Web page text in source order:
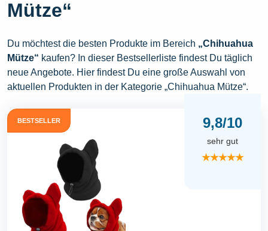
Mütze“
Du möchtest die besten Produkte im Bereich „Chihuahua
Mütze“ kaufen? In dieser Bestsellerliste findest Du täglich
neue Angebote. Hier findest Du eine große Auswahl von
aktuellen Produkten in der Kategorie „Chihuahua Mütze“.
BESTSELLER 9,8/10
sehr gut
★★★★★